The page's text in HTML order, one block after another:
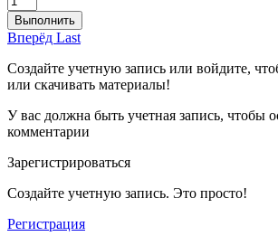
Выполнить
Вперёд Last
Создайте учетную запись или войдите,
или скачивать материалы!
У вас должна быть учетная запись, чтобы
комментарии
Зарегистрироваться
Создайте учетную запись. Это просто!
Регистрация